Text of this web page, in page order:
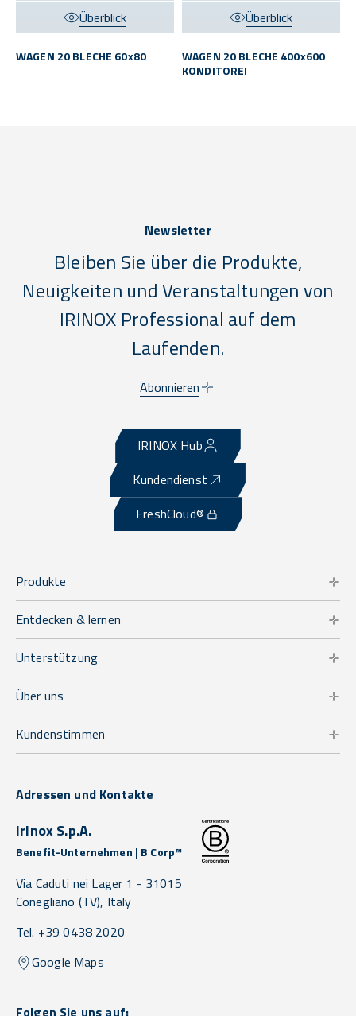
Überblick
WAGEN 20 BLECHE 60x80
Überblick
WAGEN 20 BLECHE 400x600
KONDITOREI
Newsletter
Bleiben Sie über die Produkte,
Neuigkeiten und Veranstaltungen von
IRINOX Professional auf dem
Laufenden.
Abonnieren
IRINOX Hub
Kundendienst
FreshCloud®
Produkte
Entdecken & lernen
Unterstützung
Über uns
Kundenstimmen
Adressen und Kontakte
Irinox S.p.A.
Benefit-Unternehmen | B Corp™
Via Caduti nei Lager 1 - 31015
Conegliano (TV), Italy
Tel. +39 0438 2020
Google Maps